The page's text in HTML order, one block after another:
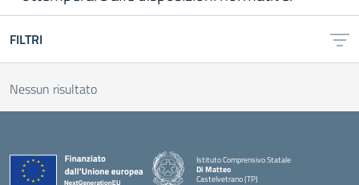
FILTRI
Nessun risultato
Istituto Comprensivo Statale
Di Matteo
Castelvetrano (TP)